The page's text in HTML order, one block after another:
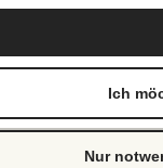
richtig. Wir
von Clevertronic.
Nur
Ich